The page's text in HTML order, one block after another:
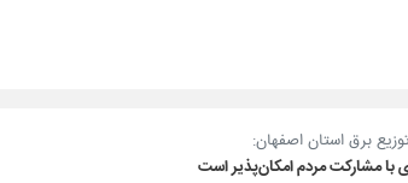
برق استان اصفهان:
با مشارکت مردم امکان‌پذیر است